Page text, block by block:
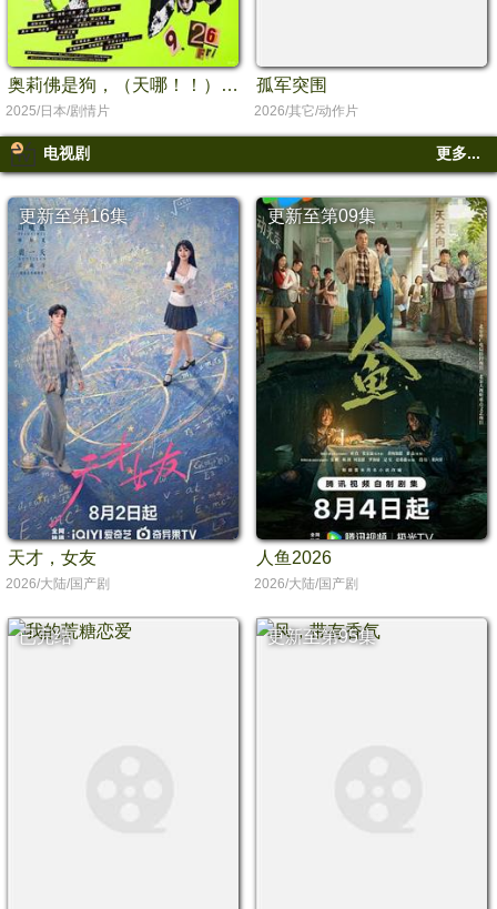
奥莉佛是狗，（天哪！！）这家伙电影版
2025/日本/剧情片
孤军突围
2026/其它/动作片
电视剧 更多...
更新至第16集
天才，女友
2026/大陆/国产剧
更新至第09集
人鱼2026
2026/大陆/国产剧
已完结 更新至第95集